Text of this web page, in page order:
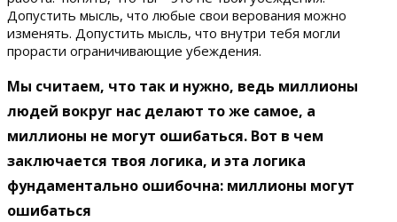
Допустить мысль, что любые свои верования можно
изменять. Допустить мысль, что внутри тебя могли
прорасти ограничивающие убеждения.
Мы считаем, что так и нужно, ведь миллионы
людей вокруг нас делают то же самое, а
миллионы не могут ошибаться. Вот в чем
заключается твоя логика, и эта логика
фундаментально ошибочна: миллионы могут
ошибаться